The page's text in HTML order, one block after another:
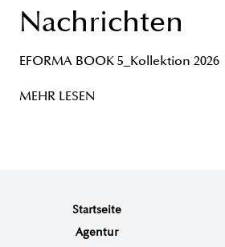
Nachrichten
EFORMA BOOK 5_Kollektion 2026
MEHR LESEN
Startseite
Agentur